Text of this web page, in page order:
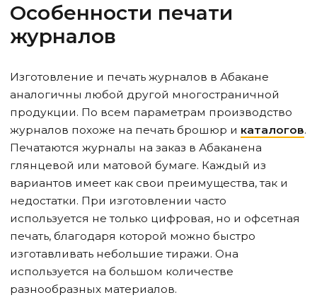
Особенности печати
журналов
Изготовление и печать журналов в Абакане
аналогичны любой другой многостраничной
продукции. По всем параметрам производство
журналов похоже на печать брошюр и каталогов.
Печатаются журналы на заказ в Абаканена
глянцевой или матовой бумаге. Каждый из
вариантов имеет как свои преимущества, так и
недостатки. При изготовлении часто
используется не только цифровая, но и офсетная
печать, благодаря которой можно быстро
изготавливать небольшие тиражи. Она
используется на большом количестве
разнообразных материалов.